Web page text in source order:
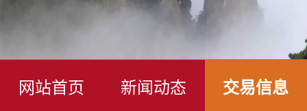
网站首页 新闻动态 交易信息